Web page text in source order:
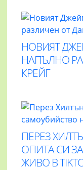
НОВИЯТ
НАПЪЛНО
КРЕЙГ
ПЕРЕЗ
ОПИТА СИ
ЖИВО В